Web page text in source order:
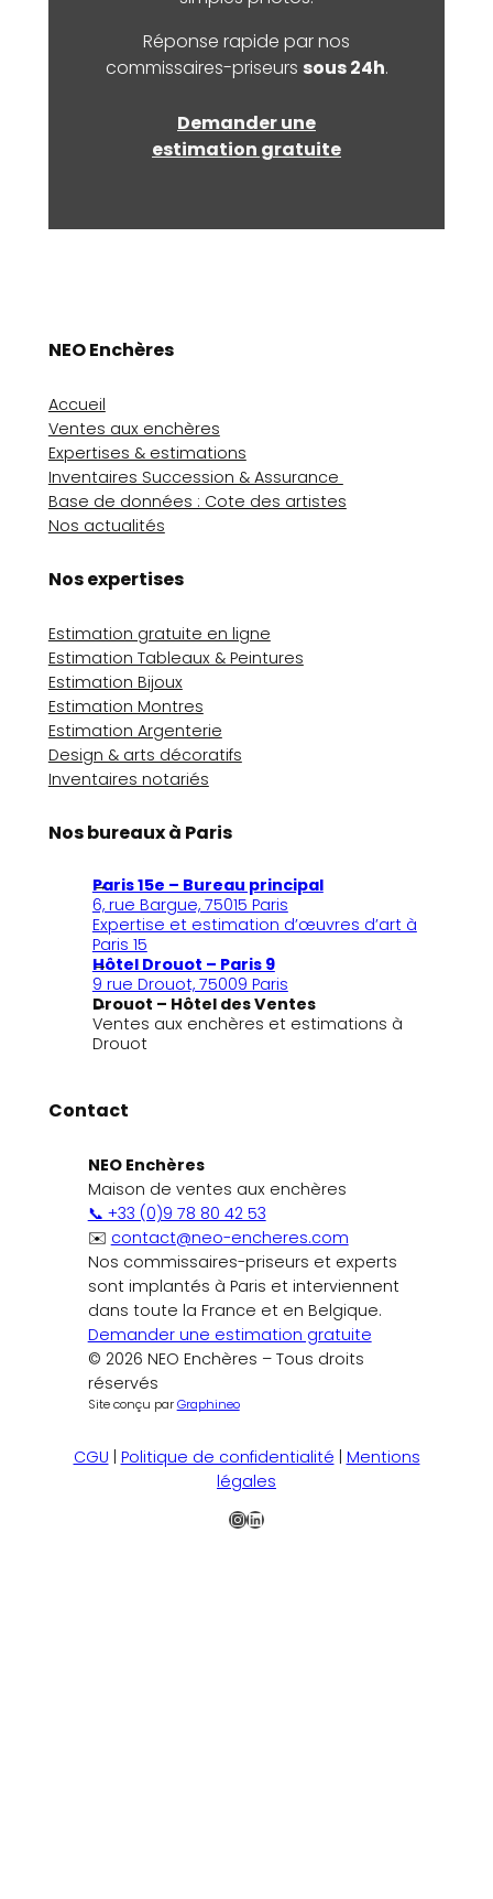
Réponse rapide par nos
commissaires-priseurs sous 24h.
Demander une
estimation gratuite
NEO Enchères
Accueil
Ventes aux enchères
Expertises & estimations
Inventaires Succession & Assurance
Base de données : Cote des artistes
Nos actualités
Nos expertises
Estimation gratuite en ligne
Estimation Tableaux & Peintures
Estimation Bijoux
Estimation Montres
Estimation Argenterie
Design & arts décoratifs
Inventaires notariés
Nos bureaux à Paris
Paris 15e – Bureau principal
6, rue Bargue, 75015 Paris
Expertise et estimation d’œuvres d’art à
Paris 15
Hôtel Drouot – Paris 9
9 rue Drouot, 75009 Paris
Drouot – Hôtel des Ventes
Ventes aux enchères et estimations à
Drouot
Contact
NEO Enchères
Maison de ventes aux enchères
📞 +33 (0)9 78 80 42 53
✉️ contact@neo-encheres.com
Nos commissaires-priseurs et experts
sont implantés à Paris et interviennent
dans toute la France et en Belgique.
Demander une estimation gratuite
© 2026 NEO Enchères – Tous droits
réservés
Site conçu parGraphineo
CGU Politique de confidentialité Mentions
légales
Instagram
LinkedIn